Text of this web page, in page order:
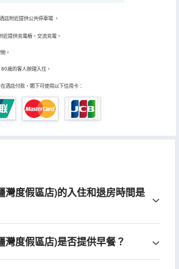
酒店附近提供公共停車場 。
近提供充電樁，交流充電。
。
歲的客人辦理入住。
酒店付款，閣下可使用以下信用卡：
灣度假區店)的入住和退房時間是
灣度假區店)是否提供早餐？